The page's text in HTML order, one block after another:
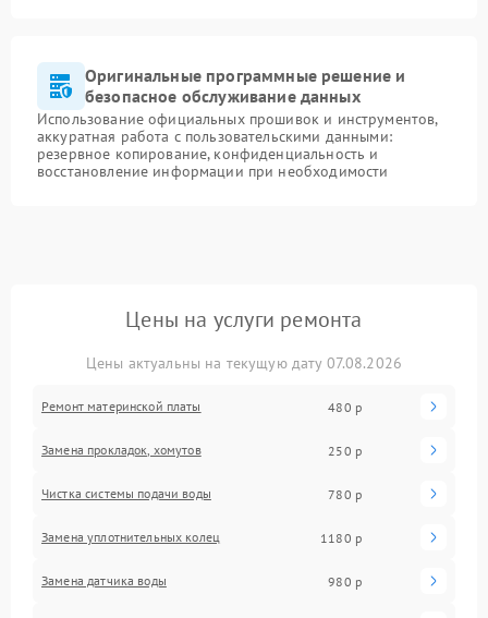
Оригинальные программные решение и
безопасное обслуживание данных
Использование официальных прошивок и инструментов,
аккуратная работа с пользовательскими данными:
резервное копирование, конфиденциальность и
восстановление информации при необходимости
Цены на услуги ремонта
Цены актуальны на текущую дату 07.08.2026
Ремонт материнской платы 480 р
Замена прокладок, хомутов 250 р
Чистка системы подачи воды 780 р
Замена уплотнительных колец 1180 р
Замена датчика воды 980 р